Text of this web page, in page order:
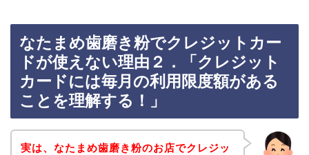
なたまめ歯磨き粉でクレジットカー
ドが使えない理由２．「クレジット
カードには毎月の利用限度額がある
ことを理解する！」
実は、なたまめ歯磨き粉のお店でクレジッ